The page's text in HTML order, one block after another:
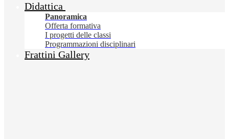
Didattica
Panoramica
Offerta formativa
I progetti delle classi
Programmazioni disciplinari
Frattini Gallery